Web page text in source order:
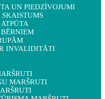
UN PIEDZĪVOJUMI
INVALIDITĀTI
MARŠRUTI